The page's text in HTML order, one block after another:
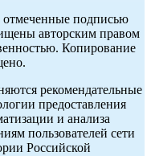
отмеченные подписью
авторским правом
Копирование
рекомендательные
предоставления
и анализа
пользователей сети
Российской